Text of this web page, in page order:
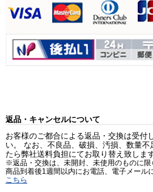
返品・キャンセルについて
お客様のご都合による返品・交換は受付
い。 なお、不良品、破損、汚損、数量
たら弊社送料負担にてお取り替え致します
※返品・交換は、未開封、未使用のものに限
商品到着後1週間以内にお電話、電子メール
こちら